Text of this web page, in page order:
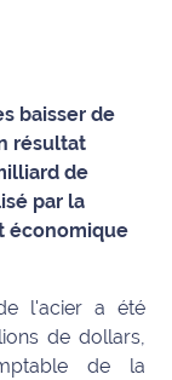
baisser de
résultat
de
par la
économique
l'acier a été
de dollars,
de la